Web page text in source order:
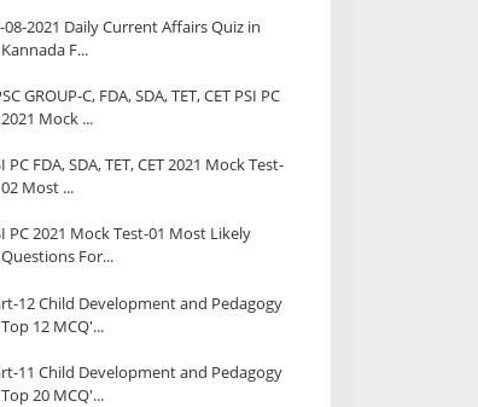
08-2021 Daily Current Affairs Quiz in
Kannada F...
GROUP-C, FDA, SDA, TET, CET PSI PC
2021 Mock ...
PC FDA, SDA, TET, CET 2021 Mock Test-
02 Most ...
PC 2021 Mock Test-01 Most Likely
Questions For...
12 Child Development and Pedagogy
Top 12 MCQ'...
11 Child Development and Pedagogy
Top 20 MCQ'...